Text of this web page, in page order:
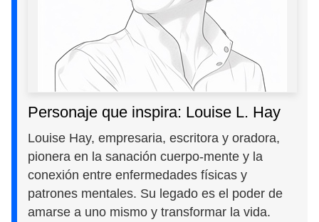
Personaje que inspira: Louise L. Hay
Louise Hay, empresaria, escritora y oradora,
pionera en la sanación cuerpo-mente y la
conexión entre enfermedades físicas y
patrones mentales. Su legado es el poder de
amarse a uno mismo y transformar la vida.